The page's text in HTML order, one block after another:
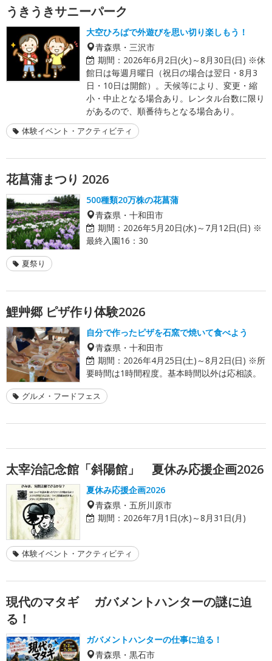
うきうきサニーパーク
大空ひろばで外遊びを思い切り楽しもう！
青森県・三沢市
期間： 2026年6月2日(火)～8月30日(日) ※休
館日は毎週月曜日（祝日の場合は翌日・8月3
日・10日は開館）。天候等により、変更・縮
小・中止となる場合あり。レンタル台数に限り
があるので、順番待ちとなる場合あり。
体験イベント・アクティビティ
花菖蒲まつり 2026
500種類20万株の花菖蒲
青森県・十和田市
期間： 2026年5月20日(水)～7月12日(日) ※
最終入園16：30
夏祭り
鯉艸郷 ピザ作り体験2026
自分で作ったピザを石窯で焼いて食べよう
青森県・十和田市
期間： 2026年4月25日(土)～8月2日(日) ※所
要時間は1時間程度。基本時間以外は応相談。
グルメ・フードフェス
太宰治記念館「斜陽館」 夏休み応援企画2026
夏休み応援企画2026
青森県・五所川原市
期間： 2026年7月1日(水)～8月31日(月)
体験イベント・アクティビティ
現代のマタギ ガバメントハンターの謎に迫
る！
ガバメントハンターの仕事に迫る！
青森県・黒石市